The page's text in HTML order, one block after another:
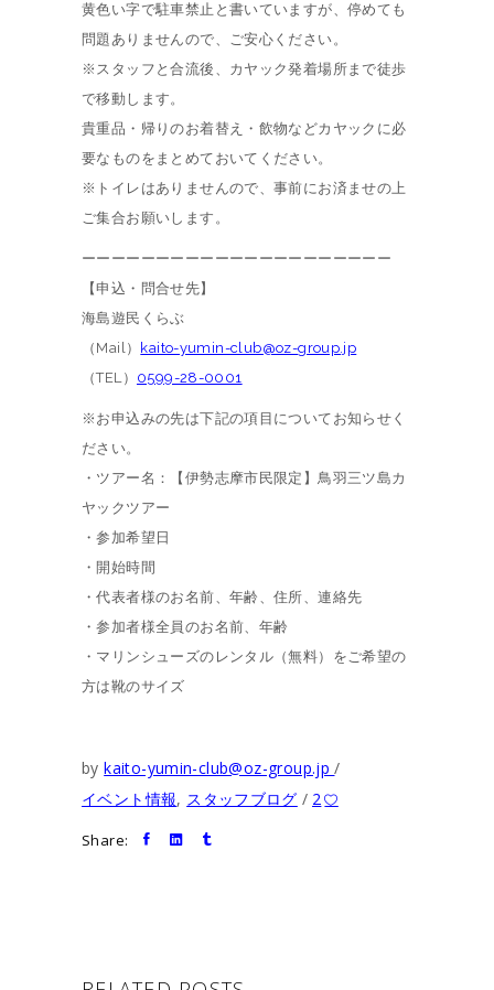
黄色い字で駐車禁止と書いていますが、停めても
問題ありませんので、ご安心ください。
※スタッフと合流後、カヤック発着場所まで徒歩
で移動します。
貴重品・帰りのお着替え・飲物などカヤックに必
要なものをまとめておいてください。
※トイレはありませんので、事前にお済ませの上
ご集合お願いします。
ーーーーーーーーーーーーーーーーーーーーー
【申込・問合せ先】
海島遊民くらぶ
（Mail）
kaito-yumin-club@oz-group.jp
（TEL） 0599-28-0001
※お申込みの先は下記の項目についてお知らせく
ださい。
・ツアー名：【伊勢志摩市民限定】鳥羽三ツ島カ
ヤックツアー
・参加希望日
・開始時間
・代表者様のお名前、年齢、住所、連絡先
・参加者様全員のお名前、年齢
・マリンシューズのレンタル（無料）をご希望の
方は靴のサイズ
bykaito-yumin-club@oz-group.jp
イベント情報, スタッフブログ 2
Share: